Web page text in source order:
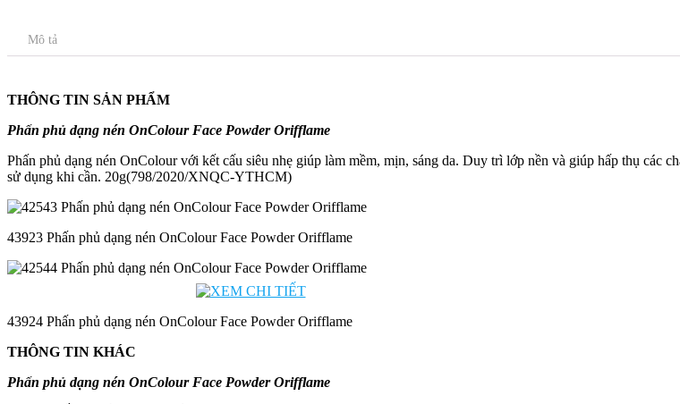
Mô tả
THÔNG TIN SẢN PHẨM
Phấn phủ dạng nén OnColour Face Powder Orifflame
Phấn phủ dạng nén OnColour với kết cấu siêu nhẹ giúp làm mềm, mịn, sáng da. Duy trì lớp nền và giúp hấp thụ các
sử dụng khi cần. 20g(798/2020/XNQC-YTHCM)
43923 Phấn phủ dạng nén OnColour Face Powder Orifflame
43924 Phấn phủ dạng nén OnColour Face Powder Orifflame
THÔNG TIN KHÁC
Phấn phủ dạng nén OnColour Face Powder Orifflame